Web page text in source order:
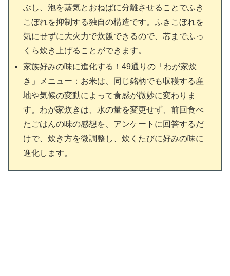
ぶし、泡を蒸気とおねばに分離させることでふき
こぼれを抑制する独自の構造です。ふきこぼれを
気にせずに大火力で炊飯できるので、芯までふっ
くら炊き上げることができます。
家族好みの味に進化する！49通りの「わが家炊
き」メニュー：お米は、同じ銘柄でも収穫する産
地や気候の変動によって食感が微妙に変わりま
す。わが家炊きは、水の量を変更せず、前回食べ
たごはんの味の感想を、アンケートに回答するだ
けで、炊き方を微調整し、炊くたびに好みの味に
進化します。